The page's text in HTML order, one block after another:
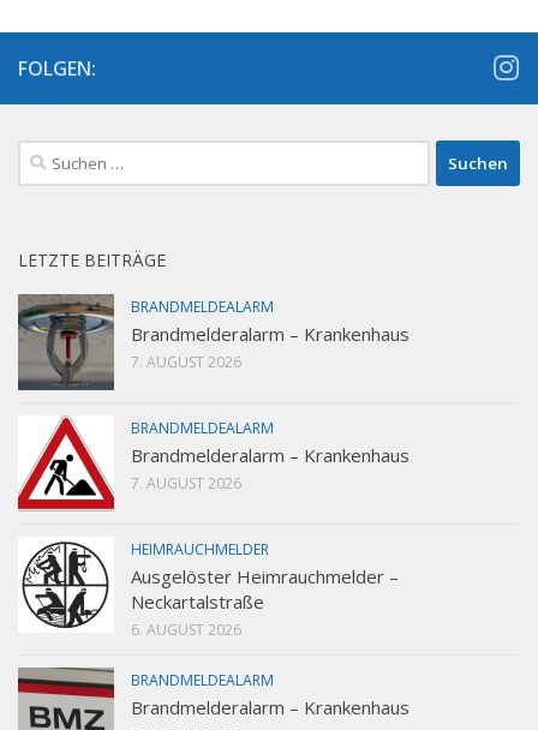
FOLGEN:
Suchen
nach:
LETZTE BEITRÄGE
BRANDMELDEALARM
Brandmelderalarm – Krankenhaus
7. AUGUST 2026
BRANDMELDEALARM
Brandmelderalarm – Krankenhaus
7. AUGUST 2026
HEIMRAUCHMELDER
Ausgelöster Heimrauchmelder –
Neckartalstraße
6. AUGUST 2026
BRANDMELDEALARM
Brandmelderalarm – Krankenhaus